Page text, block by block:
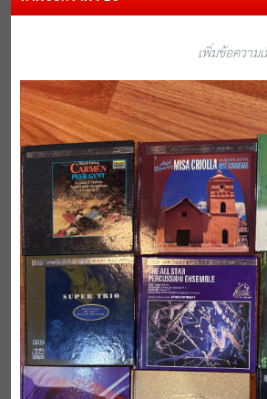
เพิ่มข้อความ